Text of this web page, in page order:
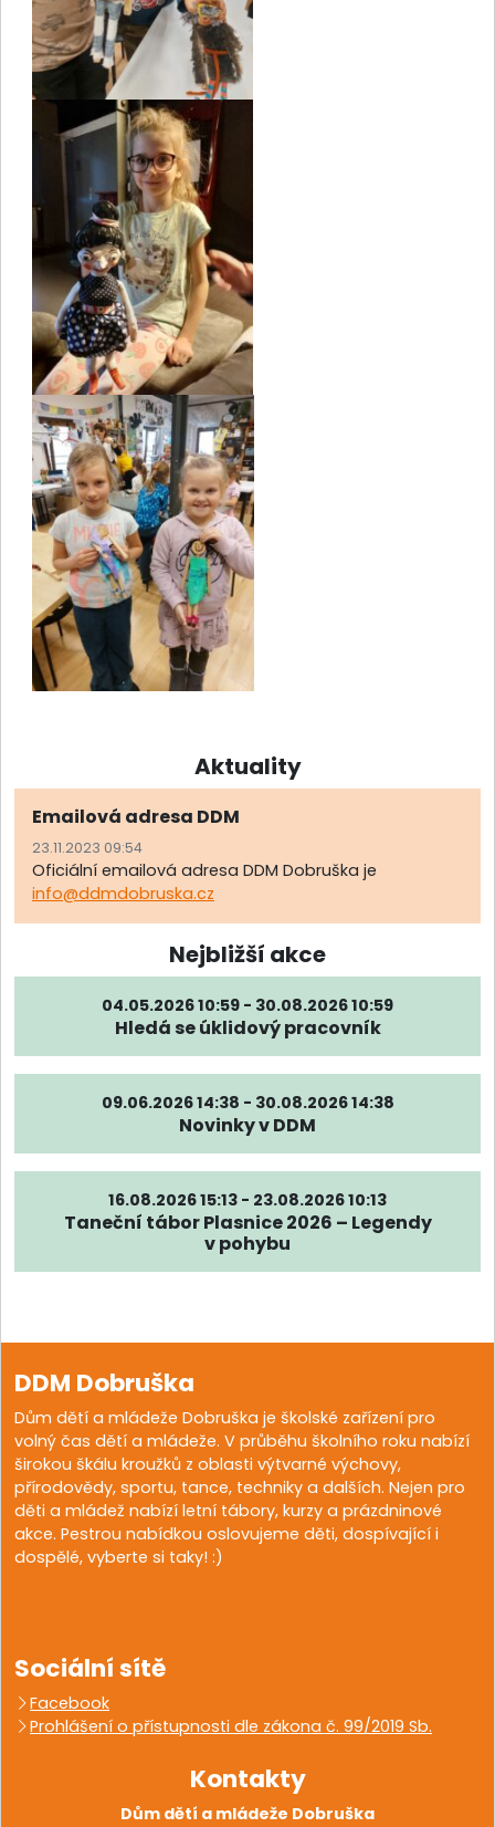
Aktuality
Emailová adresa DDM
23.11.2023 09:54
Oficiální emailová adresa DDM Dobruška je
info@ddmdobruska.cz
Nejbližší akce
04.05.2026 10:59 - 30.08.2026 10:59
Hledá se úklidový pracovník
09.06.2026 14:38 - 30.08.2026 14:38
Novinky v DDM
16.08.2026 15:13 - 23.08.2026 10:13
Taneční tábor Plasnice 2026 – Legendy
v pohybu
DDM Dobruška
Dům dětí a mládeže Dobruška je školské zařízení pro
volný čas dětí a mládeže. V průběhu školního roku nabízí
širokou škálu kroužků z oblasti výtvarné výchovy,
přírodovědy, sportu, tance, techniky a dalších. Nejen pro
děti a mládež nabízí letní tábory, kurzy a prázdninové
akce. Pestrou nabídkou oslovujeme děti, dospívající i
dospělé, vyberte si taky! :)
Sociální sítě
Facebook
Prohlášení o přístupnosti dle zákona č. 99/2019 Sb.
Kontakty
Dům dětí a mládeže Dobruška